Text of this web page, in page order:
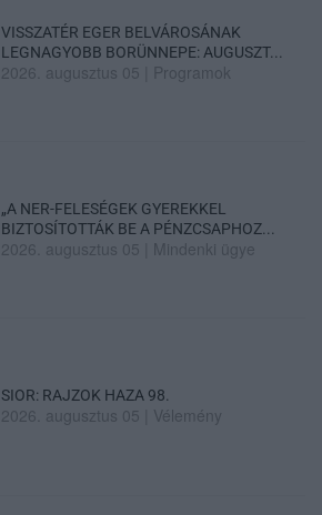
VISSZATÉR EGER BELVÁROSÁNAK
LEGNAGYOBB BORÜNNEPE: AUGUSZT...
2026. augusztus 05 Programok
„A NER-FELESÉGEK GYEREKKEL
BIZTOSÍTOTTÁK BE A PÉNZCSAPHOZ...
2026. augusztus 05 Mindenki ügye
SIOR: RAJZOK HAZA 98.
2026. augusztus 05 Vélemény